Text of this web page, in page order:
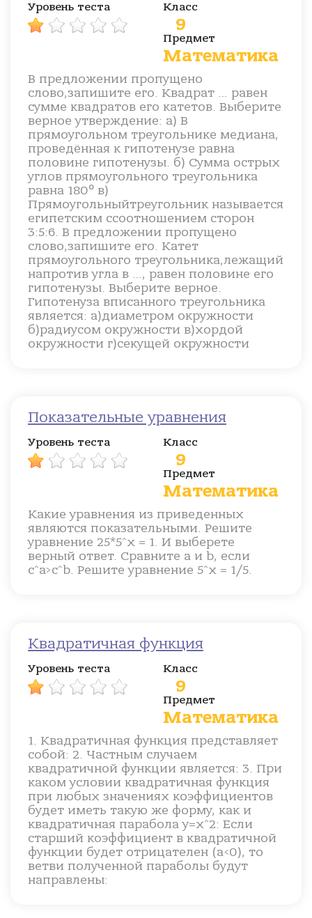
Уровень теста Класс
9
Предмет
Математика
В предложении пропущено
слово,запишите его. Квадрат … равен
сумме квадратов его катетов. Выберите
верное утверждение: а) В
прямоугольном треугольнике медиана,
проведённая к гипотенузе равна
половине гипотенузы. б) Сумма острых
углов прямоугольного треугольника
равна 180° в)
Прямоугольныйтреугольник называется
египетским ссоотношением сторон
3:5:6. В предложении пропущено
слово,запишите его. Катет
прямоугольного треугольника,лежащий
напротив угла в …, равен половине его
гипотенузы. Выберите верное.
Гипотенуза вписанного треугольника
является: а)диаметром окружности
б)радиусом окружности в)хордой
окружности г)секущей окружности
Показательные уравнения
Уровень теста Класс
9
Предмет
Математика
Какие уравнения из приведенных
являются показательными. Решите
уравнение 25*5^x = 1. И выберете
верный ответ. Сравните a и b, если
с^a>c^b. Решите уравнение 5^х = 1/5.
Квадратичная функция
Уровень теста Класс
9
Предмет
Математика
1. Квадратичная функция представляет
собой: 2. Частным случаем
квадратичной функции является: 3. При
каком условии квадратичная функция
при любых значениях коэффициентов
будет иметь такую же форму, как и
квадратичная парабола y=x^2: Если
старший коэффициент в квадратичной
функции будет отрицателен (a<0), то
ветви полученной параболы будут
направлены: